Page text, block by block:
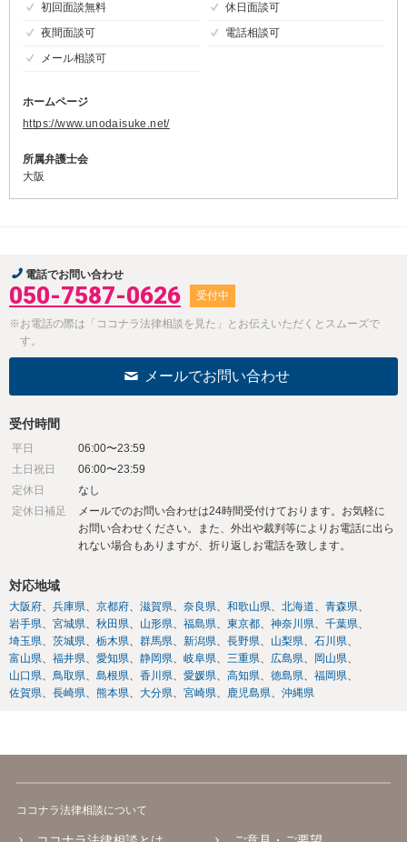
初回面談無料
休日面談可
夜間面談可
電話相談可
メール相談可
ホームページ
https://www.unodaisuke.net/
所属弁護士会
大阪
電話でお問い合わせ
050-7587-0626 受付中
※お電話の際は「ココナラ法律相談を見た」とお伝えいただくとスムーズで
す。
メールでお問い合わせ
受付時間
平日
06:00〜23:59
土日祝日
06:00〜23:59
定休日
なし
定休日補足
メールでのお問い合わせは24時間受付けております。お気軽に
お問い合わせください。また、外出や裁判等によりお電話に出ら
れない場合もありますが、折り返しお電話を致します。
対応地域
大阪府 兵庫県 京都府 滋賀県 奈良県 和歌山県 北海道
青森県
岩手県
宮城県 秋田県 山形県 福島県 東京都 神奈川県
千葉県
埼玉県
茨城県 栃木県 群馬県 新潟県 長野県 山梨県
石川県
富山県
福井県 愛知県 静岡県 岐阜県 三重県 広島県
岡山県
山口県
鳥取県 島根県 香川県 愛媛県 高知県 徳島県
福岡県
佐賀県
長崎県 熊本県 大分県 宮崎県 鹿児島県 沖縄県
ココナラ法律相談について